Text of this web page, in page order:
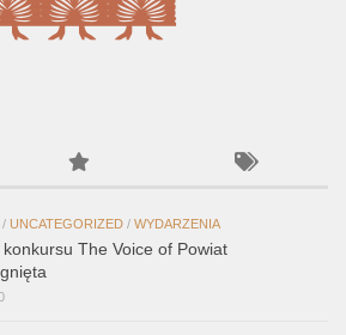
/ UNCATEGORIZED / WYDARZENIA
The Voice of Powiat